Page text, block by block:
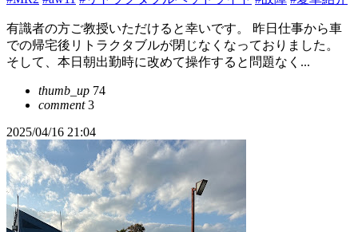
有識者の方ご教授いただけると幸いです。 昨日仕事から車
での帰宅後リトラクタブルが閉じなくなっておりました。
そして、本日朝出勤時に改めて操作すると問題なく...
thumb_up 74
comment3
2025/04/16 21:04